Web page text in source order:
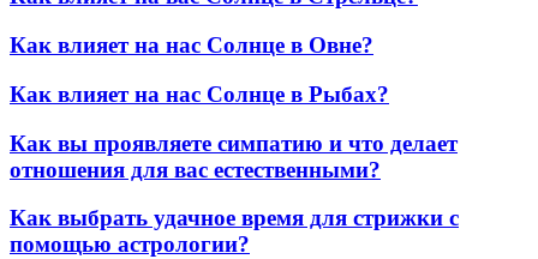
Как влияет на нас Солнце в Овне?
Как влияет на нас Солнце в Рыбах?
Как вы проявляете симпатию и что делает
отношения для вас естественными?
Как выбрать удачное время для стрижки с
помощью астрологии?